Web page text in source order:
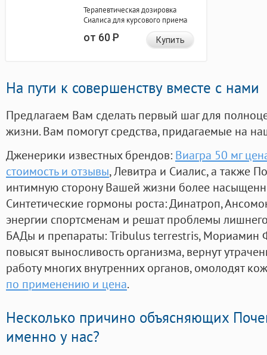
Терапевтическая дозировка
Сиалиса для курсового приема
от 60Р Купить
На пути к совершенству вместе с нами
Предлагаем Вам сделать первый шаг для
жизни. Вам помогут средства, придагаемые на
Дженерики известных брендов: Виагра 50 мг
стоимость и отзывы, Левитра и Сиалис, а также
интимную сторону Вашей жизни более
Синтетические гормоны роста: Динатроп,
энергии спортсменам и решат проблемы
БАДы и препараты:Tribulus terrestris, Мориамин
повысят выносливость организма, вернут
работу многих внутренних органов, омолодят
по применению и цена.
Несколько причино объясняющих
именно у нас?